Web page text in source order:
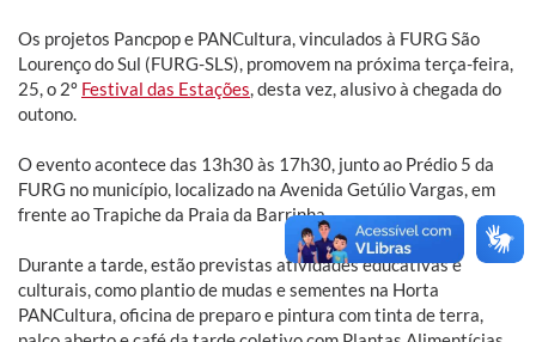
Os projetos Pancpop e PANCultura, vinculados à FURG São
Lourenço do Sul (FURG-SLS), promovem na próxima terça-feira,
25, o 2º Festival das Estações, desta vez, alusivo à chegada do
outono.
O evento acontece das 13h30 às 17h30, junto ao Prédio 5 da
FURG no município, localizado na Avenida Getúlio Vargas, em
frente ao Trapiche da Praia da Barrinha.
Durante a tarde, estão previstas atividades educativas e
culturais, como plantio de mudas e sementes na Horta
PANCultura, oficina de preparo e pintura com tinta de terra,